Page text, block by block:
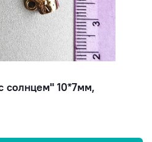
солнцем" 10*7мм,